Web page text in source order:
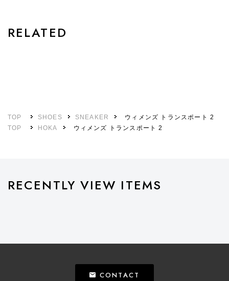
RELATED
TOP SHOES SNEAKER
ウィメンズ トランスポート 2
TOP
HOKA ウィメンズ トランスポート 2
RECENTLY VIEW ITEMS
CONTACT